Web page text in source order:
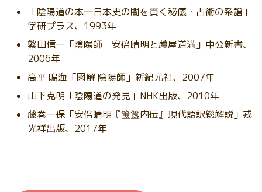
「陰陽道の本―日本史の闇を貫く秘儀・占術の系譜」
学研プラス、1993年
繁田信一「陰陽師 安倍晴明と蘆屋道満」中公新書、
2006年
高平 鳴海「図解 陰陽師」新紀元社、2007年
山下克明「陰陽道の発見」NHK出版、2010年
藤巻一保「安倍晴明『簠簋内伝』現代語訳総解説」戎
光祥出版、2017年